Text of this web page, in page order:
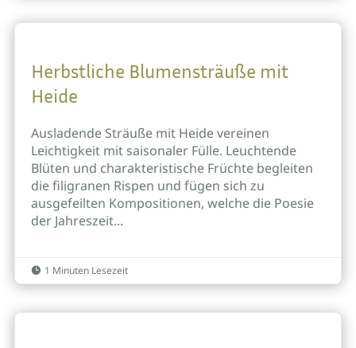
Herbstliche Blumensträuße mit
Heide
Ausladende Sträuße mit Heide vereinen
Leichtigkeit mit saisonaler Fülle. Leuchtende
Blüten und charakteristische Früchte begleiten
die filigranen Rispen und fügen sich zu
ausgefeilten Kompositionen, welche die Poesie
der Jahreszeit...
 1 Minuten Lesezeit